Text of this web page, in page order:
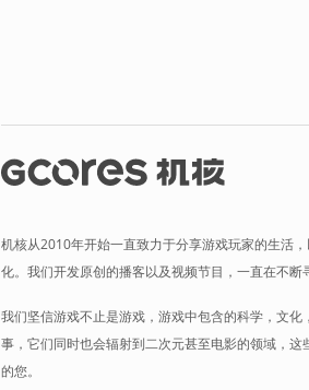
机核从2010年开始一直致力于分享游戏玩家的生活
化。我们开发原创的播客以及视频节目，一直在不断
我们坚信游戏不止是游戏，游戏中包含的科学，文
事，它们同时也会辐射到二次元甚至电影的领域，
的您。